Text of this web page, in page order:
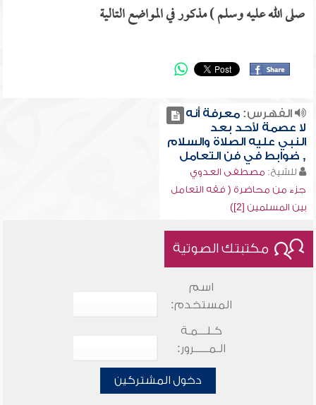
صلى الله عليه وسلم ) مذكور في المواضع التالية
الفهرس:معرفة أنه
لا عصمة لأحد بعد
النبي عليه الصلاة والسلام
, ضوابط في فن التعامل
للشيخ: مصطفى العدوي
جزء من محاضرة ( فقه التعامل
بين المسلمين [2])
مكتبتك الصوتية
اسم
المستخدم:
كـلـــمـة
الـمـــــرور:
دخول المشتركين